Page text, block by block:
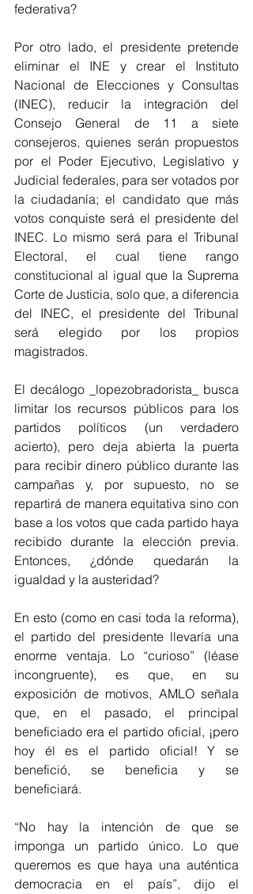
federativa?
Por otro lado, el presidente pretende
eliminar el INE y crear el Instituto
Nacional de Elecciones y Consultas
(INEC), reducir la integración del
Consejo General de 11 a siete
consejeros, quienes serán propuestos
por el Poder Ejecutivo, Legislativo y
Judicial federales, para ser votados por
la ciudadanía; el candidato que más
votos conquiste será el presidente del
INEC. Lo mismo será para el Tribunal
Electoral, el cual tiene rango
constitucional al igual que la Suprema
Corte de Justicia, solo que, a diferencia
del INEC, el presidente del Tribunal
será elegido por los propios
magistrados.
El decálogo _lopezobradorista_ busca
limitar los recursos públicos para los
partidos políticos (un verdadero
acierto), pero deja abierta la puerta
para recibir dinero público durante las
campañas y, por supuesto, no se
repartirá de manera equitativa sino con
base a los votos que cada partido haya
recibido durante la elección previa.
Entonces, ¿dónde quedarán la
igualdad y la austeridad?
En esto (como en casi toda la reforma),
el partido del presidente llevaría una
enorme ventaja. Lo “curioso” (léase
incongruente), es que, en su
exposición de motivos, AMLO señala
que, en el pasado, el principal
beneficiado era el partido oficial, ¡pero
hoy él es el partido oficial! Y se
benefició, se beneficia y se
beneficiará.
“No hay la intención de que se
imponga un partido único. Lo que
queremos es que haya una auténtica
democracia en el país”, dijo el